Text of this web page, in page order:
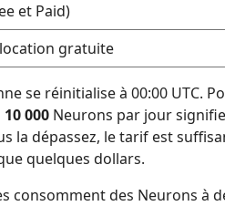
et Paid)
gratuite
se réinitialise à 00:00 UTC.
10 000 Neurons par jour
la dépassez, le tarif est
quelques dollars.
consomment des Neurons à